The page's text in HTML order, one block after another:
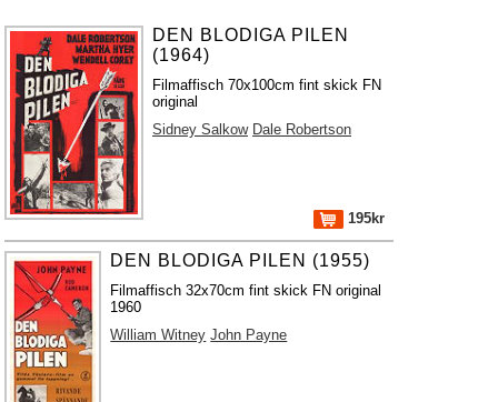
DEN BLODIGA PILEN
(1964)
Filmaffisch 70x100cm fint skick FN
original
Sidney Salkow Dale Robertson
195kr
DEN BLODIGA PILEN (1955)
Filmaffisch 32x70cm fint skick FN original
1960
William Witney John Payne